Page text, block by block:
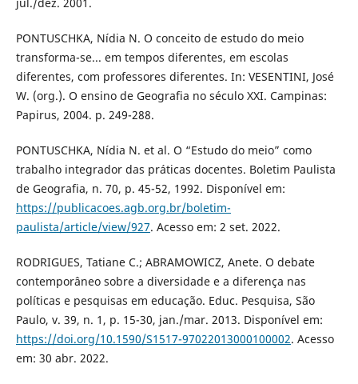
PONTUSCHKA, Nídia N. O conceito de estudo do meio
transforma-se... em tempos diferentes, em escolas
diferentes, com professores diferentes. In: VESENTINI, José
W. (org.). O ensino de Geografia no século XXI. Campinas:
Papirus, 2004. p. 249-288.
PONTUSCHKA, Nídia N. et al. O “Estudo do meio” como
trabalho integrador das práticas docentes. Boletim Paulista
de Geografia, n. 70, p. 45-52, 1992. Disponível em:
https://publicacoes.agb.org.br/boletim-
paulista/article/view/927. Acesso em: 2 set. 2022.
RODRIGUES, Tatiane C.; ABRAMOWICZ, Anete. O debate
contemporâneo sobre a diversidade e a diferença nas
políticas e pesquisas em educação. Educ. Pesquisa, São
Paulo, v. 39, n. 1, p. 15-30, jan./mar. 2013. Disponível em:
https://doi.org/10.1590/S1517-97022013000100002. Acesso
em: 30 abr. 2022.